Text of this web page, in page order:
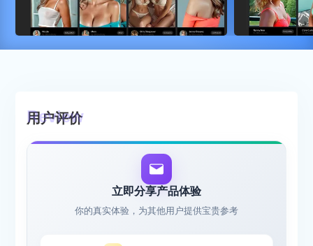
用户评价
立即分享产品体验
你的真实体验，为其他用户提供宝贵参考